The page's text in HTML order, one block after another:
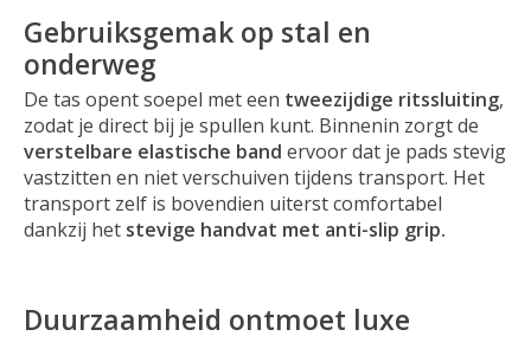
Gebruiksgemak op stal en
onderweg
De tas opent soepel met een tweezijdige ritssluiting,
zodat je direct bij je spullen kunt. Binnenin zorgt de
verstelbare elastische band ervoor dat je pads stevig
vastzitten en niet verschuiven tijdens transport. Het
transport zelf is bovendien uiterst comfortabel
dankzij het stevige handvat met anti-slip grip.
Duurzaamheid ontmoet luxe